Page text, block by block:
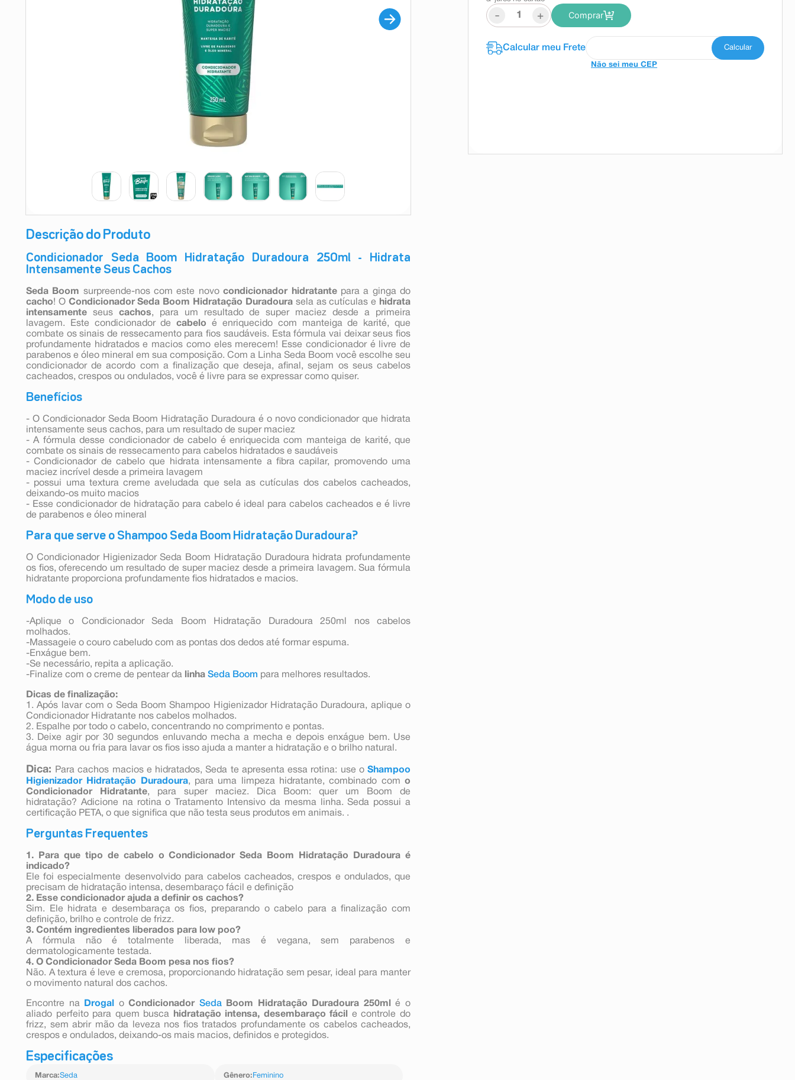
Descrição do Produto
Condicionador Seda Boom Hidratação Duradoura 250ml - Hidrata
Intensamente Seus Cachos
Seda Boom surpreende-nos com este novocondicionador hidratantepara a ginga do
cacho! O Condicionador Seda Boom Hidratação Duradourasela as cutículas e
hidrata
intensamente seus cachos, para um resultado de super maciez desde a primeira
lavagem. Este condicionador decabelo é enriquecido com manteiga de karité, que
combate os sinais de ressecamento para fios saudáveis. Esta fórmula vai deixar seus fios
profundamente hidratados e macios como eles merecem! Esse condicionador é livre de
parabenos e óleo mineral em sua composição. Com a Linha Seda Boom você escolhe seu
condicionador de acordo com a finalização que deseja, afinal, sejam os seus cabelos
cacheados, crespos ou ondulados, você é livre para se expressar como quiser.
Benefícios
- O Condicionador Seda Boom Hidratação Duradoura é o novo condicionador que hidrata
intensamente seus cachos, para um resultado de super maciez
- A fórmula desse condicionador de cabelo é enriquecida com manteiga de karité, que
combate os sinais de ressecamento para cabelos hidratados e saudáveis
- Condicionador de cabelo que hidrata intensamente a fibra capilar, promovendo uma
maciez incrível desde a primeira lavagem
- possui uma textura creme aveludada que sela as cutículas dos cabelos cacheados,
deixando-os muito macios
- Esse condicionador de hidratação para cabelo é ideal para cabelos cacheados e é livre
de parabenos e óleo mineral
Para que serve o Shampoo Seda Boom Hidratação Duradoura?
O Condicionador Higienizador Seda Boom Hidratação Duradoura hidrata profundamente
os fios, oferecendo um resultado de super maciez desde a primeira lavagem. Sua fórmula
hidratante proporciona profundamente fios hidratados e macios.
Modo de uso
-Aplique o Condicionador Seda Boom Hidratação Duradoura 250ml nos cabelos
molhados.
-Massageie o couro cabeludo com as pontas dos dedos até formar espuma.
-Enxágue bem.
-Se necessário, repita a aplicação.
-Finalize com o creme de pentear da
linha Seda Boom para melhores resultados.
Dicas de finalização:
1. Após lavar com o Seda Boom Shampoo Higienizador Hidratação Duradoura, aplique o
Condicionador Hidratante nos cabelos molhados.
2. Espalhe por todo o cabelo, concentrando no comprimento e pontas.
3. Deixe agir por 30 segundos enluvando mecha a mecha e depois enxágue bem. Use
água morna ou fria para lavar os fios isso ajuda a manter a hidratação e o brilho natural.
Dica: Para cachos macios e hidratados, Seda te apresenta essa rotina: use oShampoo
Higienizador Hidratação Duradoura, para uma limpeza hidratante, combinado como
Condicionador Hidratante, para super maciez. Dica Boom: quer um Boom de
hidratação? Adicione na rotina o Tratamento Intensivo da mesma linha. Seda possui a
certificação PETA, o que significa que não testa seus produtos em animais. .
Perguntas Frequentes
1. Para que tipo de cabelo o Condicionador Seda Boom Hidratação Duradoura é
indicado?
Ele foi especialmente desenvolvido para cabelos cacheados, crespos e ondulados, que
precisam de hidratação intensa, desembaraço fácil e definição
2. Esse condicionador ajuda a definir os cachos?
Sim. Ele hidrata e desembaraça os fios, preparando o cabelo para a finalização com
definição, brilho e controle de frizz.
3. Contém ingredientes liberados para low poo?
A fórmula não é totalmente liberada, mas é vegana, sem parabenos e
dermatologicamente testada.
4. O Condicionador Seda Boom pesa nos fios?
Não. A textura é leve e cremosa, proporcionando hidratação sem pesar, ideal para manter
o movimento natural dos cachos.
Encontre na Drogal oCondicionador Seda Boom Hidratação Duradoura 250ml
é o
aliado perfeito para quem busca
hidratação intensa, desembaraço fácil
e controle do
frizz, sem abrir mão da leveza nos fios tratados profundamente os cabelos cacheados,
crespos e ondulados, deixando-os mais macios, definidos e protegidos.
Especificações
Marca:Seda Gênero: Feminino
- + Comprar
Não sei meu CEP
esmalte
absorvente